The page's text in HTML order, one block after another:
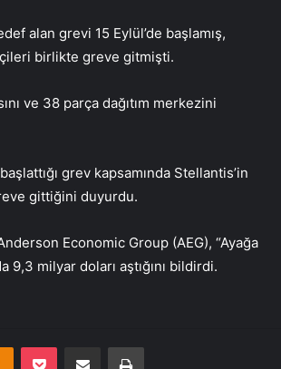
alan grevi 15 Eylül’de başlamış,
birlikte greve gitmişti.
ve 38 parça dağıtım merkezini
grev kapsamında Stellantis’in
gittiğini duyurdu.
Economic Group (AEG), “Ayağa
milyar doları aştığını bildirdi.
Odnoklassniki
Pocket E-Posta ile paylaş Yazdır